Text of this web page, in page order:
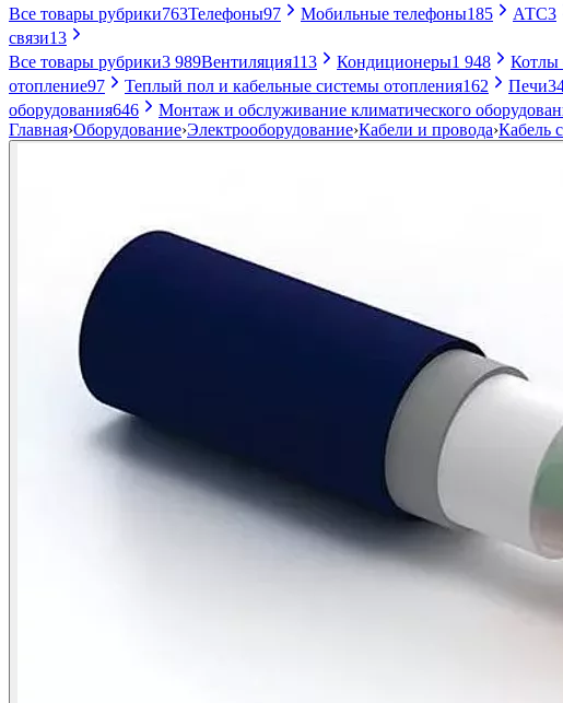
Все товары рубрики763Телефоны97 Мобильные телефоны185 АТС3
связи13
Все товары рубрики3 989Вентиляция113 Кондиционеры1 948 Котлы
отопление97 Теплый пол и кабельные системы отопления162 Печи
оборудования646 Монтаж и обслуживание климатического
Главная›Оборудование›Электрооборудование›Кабели и провода›Кабель